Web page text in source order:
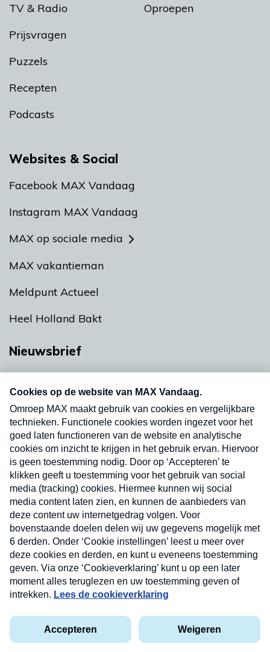
TV & Radio
Prijsvragen
Puzzels
Recepten
Podcasts
Oproepen
Websites & Social
Facebook MAX Vandaag
Instagram MAX Vandaag
MAX op sociale media
MAX vakantieman
Meldpunt Actueel
Heel Holland Bakt
Nieuwsbrief
nieuwsbrief. Elke vrijdag- en dinsdagochtend in
uw mailbox.
Verzend
Privacyverklaring
Cookieverklaring
Kwetsbaarheid melden
Nieuwsbrief
Neem hier een gratis abonnement op onze
nieuwsbrief. Elke vrijdag- en dinsdagochtend in uw